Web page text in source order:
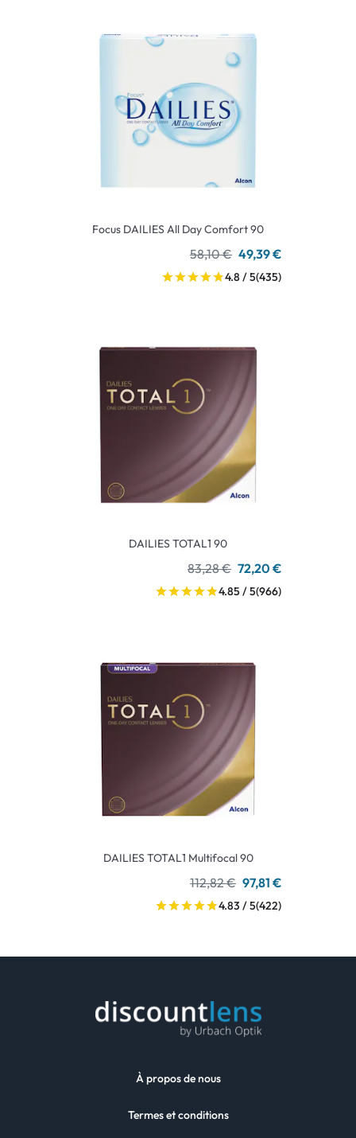
Focus DAILIES All Day Comfort 90
58,10 € 49,39 €
4.8 / 5(435)
DAILIES TOTAL1 90
83,28 € 72,20 €
4.85 / 5(966)
DAILIES TOTAL1 Multifocal 90
112,82 € 97,81 €
4.83 / 5(422)
À propos de nous
Termes et conditions